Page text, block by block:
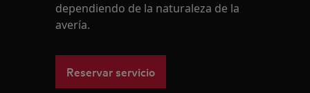
dependiendo de la naturaleza de la
avería.
Reservar servicio